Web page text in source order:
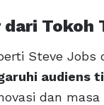
dari Tokoh
Steve
audiens
dan